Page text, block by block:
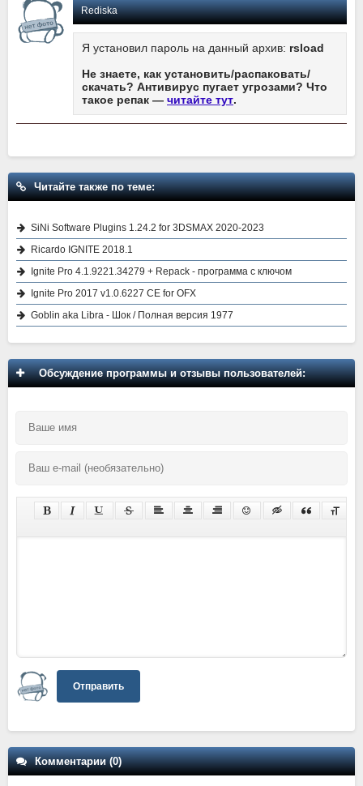
Rediska
Я установил пароль на данный архив: rsload
Не знаете, как установить/распаковать/
скачать? Антивирус пугает угрозами? Что
такое репак — читайте тут.
Читайте также по теме:
SiNi Software Plugins 1.24.2 for 3DSMAX 2020-2023
Ricardo IGNITE 2018.1
Ignite Pro 4.1.9221.34279 + Repack - программа с ключом
Ignite Pro 2017 v1.0.6227 CE for OFX
Goblin aka Libra - Шок / Полная версия 1977
Обсуждение программы и отзывы пользователей:
Отправить
Комментарии (0)